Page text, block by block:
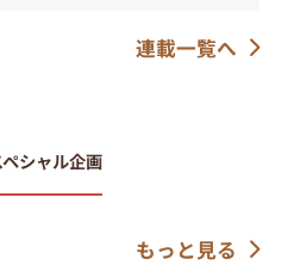
連載一覧へ
ペシャル企画
もっと見る